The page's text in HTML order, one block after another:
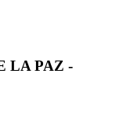
LA PAZ -